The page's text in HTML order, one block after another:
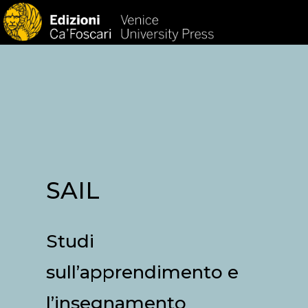
SAIL
Studi
sull’apprendimento e
l’insegnamento